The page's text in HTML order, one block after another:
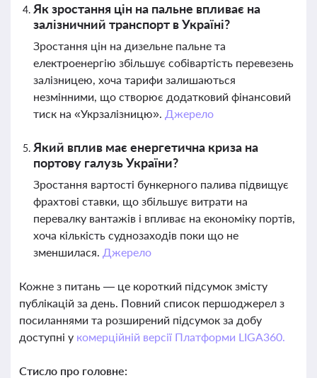
Як зростання цін на пальне впливає на
залізничний транспорт в Україні?
Зростання цін на дизельне пальне та
електроенергію збільшує собівартість перевезень
залізницею, хоча тарифи залишаються
незмінними, що створює додатковий фінансовий
тиск на «Укрзалізницю». Джерело
Який вплив має енергетична криза на
портову галузь України?
Зростання вартості бункерного палива підвищує
фрахтові ставки, що збільшує витрати на
перевалку вантажів і впливає на економіку портів,
хоча кількість суднозаходів поки що не
зменшилася. Джерело
Кожне з питань — це короткий підсумок змісту
публікацій за день. Повний список першоджерел з
посиланнями та розширений підсумок за добу
доступні у комерційній версії Платформи LIGA360.
Стисло про головне: